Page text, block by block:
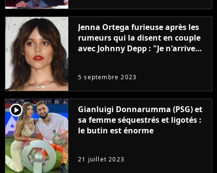
Jenna Ortega furieuse après les
rumeurs qui la disent en couple
avec Johnny Depp : "Je n'arrive
5 septembre 2023
player2
Gianluigi Donnarumma (PSG) et
sa femme séquestrés et ligotés :
le butin est énorme
21 juillet 2023